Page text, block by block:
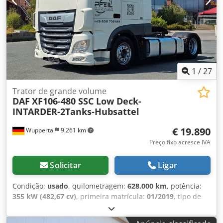
kW R6 Diesel (OM 471), encapsulamento do compartimento
do motor, espelhos de ângulo amplo, aproveitamento do
calor residual, travões de disco com proteção parcial,
travões de disco nos eixos dianteiro e traseiro,
revestimento / estofamento d
1 /27
Wuppertal 9.261 km
Trator de grande volume
DAF XF106-480 SSC Low Deck-
INTARDER-2Tanks-Hubsattel
€ 19.890
Preço fixo acresce IVA
Solicitar Ligar
Condição: usado, quilometragem: 628.000 km, potência:
355 kW (482,67 cv), primeira matrícula: 01/2019, tipo de
, peso total:
eixo:2 eixos, próxima inspeção (TÜV):12/2026, travões: